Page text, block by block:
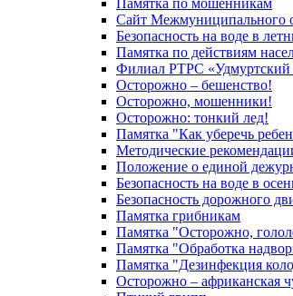
Памятка по мошенникам
Сайт Межмуниципального
Безопасность на воде в
Памятка по действиям
Филиал РТРС «Удмуртский
Осторожно – бешенство!
Осторожно, мошенники!
Осторожно: тонкий лед!
Памятка "Как уберечь
Методические
Положение о единой
Безопасность на воде в
Безопасность дорожного
Памятка грибникам
Памятка "Осторожно,
Памятка "Обработка
Памятка "Дезинфекция
Осторожно – африканская